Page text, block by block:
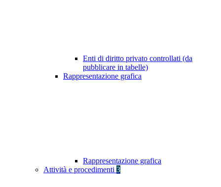
Enti di diritto privato controllati (da
pubblicare in tabelle)
Rappresentazione grafica
Rappresentazione grafica
Attività e procedimenti 3